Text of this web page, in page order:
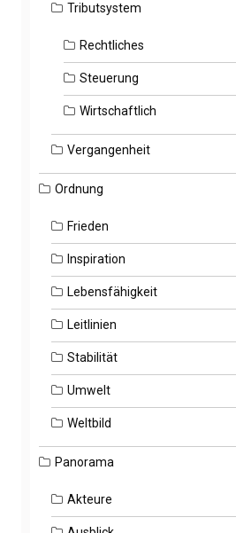
Tributsystem
Rechtliches
Steuerung
Wirtschaftlich
Vergangenheit
Ordnung
Frieden
Inspiration
Lebensfähigkeit
Leitlinien
Stabilität
Umwelt
Weltbild
Panorama
Akteure